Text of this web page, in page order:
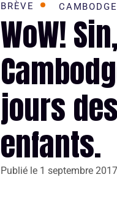
BRÈVE CAMBODGE
WoW!
jours
enfants.
Publié le 1 septembre 2017